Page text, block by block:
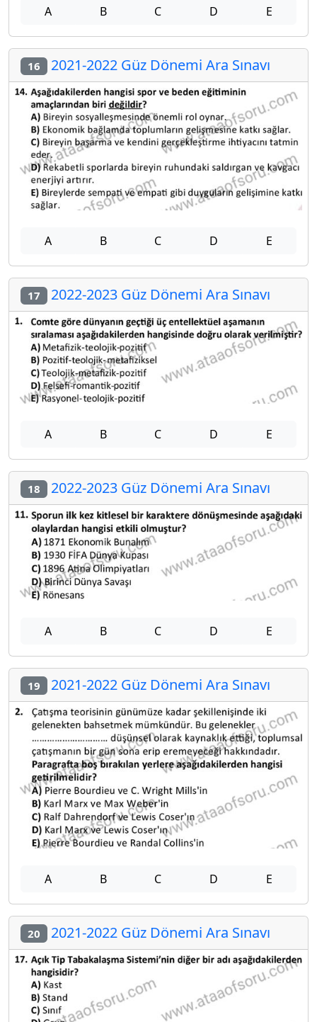
A B C D E
16 2021-2022 Güz Dönemi Ara Sınavı
A B C D E
17 2022-2023 Güz Dönemi Ara Sınavı
A B C D E
18 2022-2023 Güz Dönemi Ara Sınavı
A B C D E
19 2021-2022 Güz Dönemi Ara Sınavı
A B C D E
20 2021-2022 Güz Dönemi Ara Sınavı